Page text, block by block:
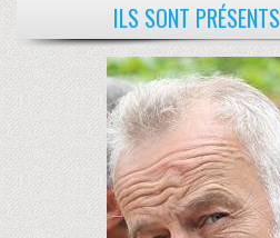
ILS SONT PRÉSENTS